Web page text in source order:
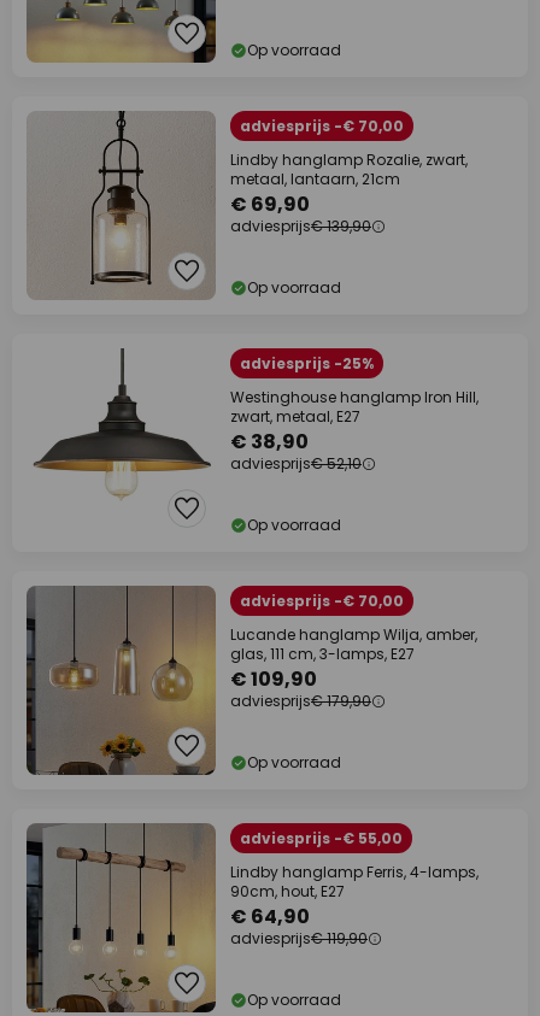
Op voorraad
adviesprijs -€ 70,00
Lindby hanglamp Rozalie, zwart,
metaal, lantaarn, 21cm
€ 69,90
adviesprijs€ 139,90
Op voorraad
adviesprijs -25%
Westinghouse hanglamp Iron Hill,
zwart, metaal, E27
€ 38,90
adviesprijs€ 52,10
Op voorraad
adviesprijs -€ 70,00
Lucande hanglamp Wilja, amber,
glas, 111 cm, 3-lamps, E27
€ 109,90
adviesprijs€ 179,90
Op voorraad
adviesprijs -€ 55,00
Lindby hanglamp Ferris, 4-lamps,
90cm, hout, E27
€ 64,90
adviesprijs€ 119,90
Op voorraad